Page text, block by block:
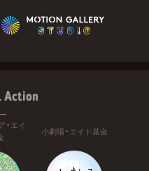
Action
・エイ
小劇場・エイド基金